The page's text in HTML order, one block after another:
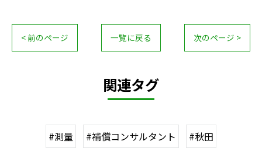
< 前のページ 一覧に戻る 次のページ >
関連タグ
#測量 #補償コンサルタント
#秋田